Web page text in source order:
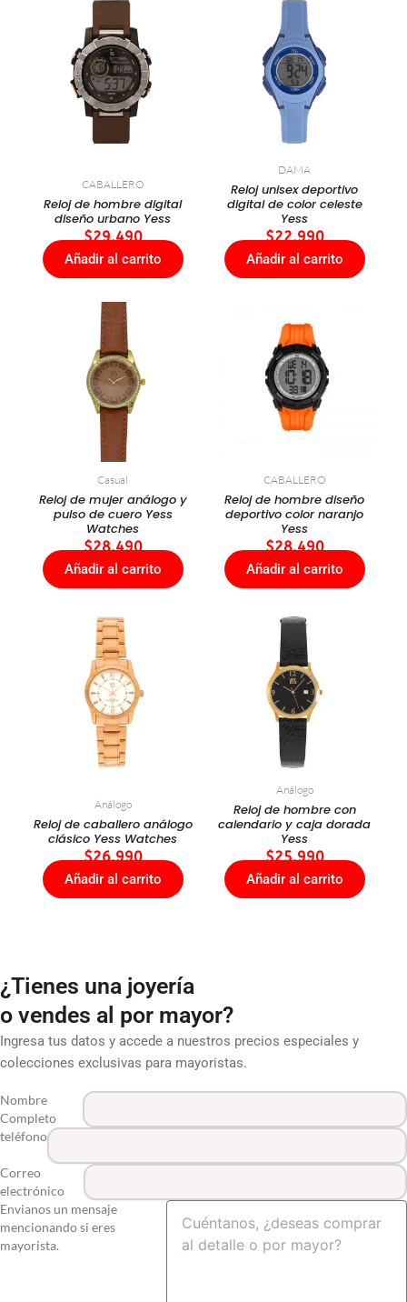
CABALLERO
Reloj de hombre digital
diseño urbano Yess
$29.490
Añadir al carrito
DAMA
Reloj unisex deportivo
digital de color celeste
Yess
$22.990
Añadir al carrito
Casual
Reloj de mujer análogo y
pulso de cuero Yess
Watches
$28.490
Añadir al carrito
CABALLERO
Reloj de hombre diseño
deportivo color naranjo
Yess
$28.490
Añadir al carrito
Análogo
Reloj de caballero análogo
clásico Yess Watches
$26.990
Añadir al carrito
Análogo
Reloj de hombre con
calendario y caja dorada
Yess
$25.990
Añadir al carrito
¿Tienes una joyería
o vendes al por mayor?
Ingresa tus datos y accede a nuestros precios especiales y
colecciones exclusivas para mayoristas.
Nombre
Completo
teléfono
Correo
electrónico
Envianos un mensaje
mencionando si eres
mayorista.